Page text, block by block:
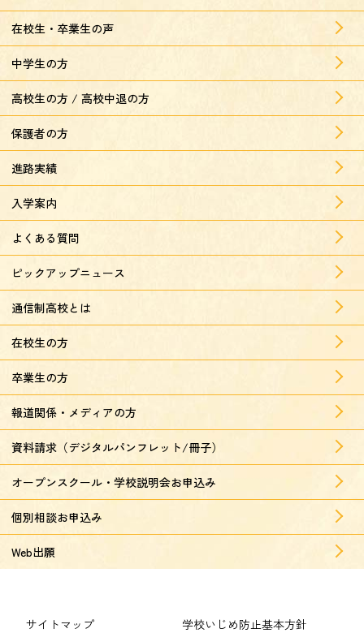
在校生・卒業生の声
中学生の方
高校生の方 / 高校中退の方
保護者の方
進路実績
入学案内
よくある質問
ピックアップニュース
通信制高校とは
在校生の方
卒業生の方
報道関係・メディアの方
資料請求（デジタルパンフレット/冊子）
オープンスクール・学校説明会お申込み
個別相談お申込み
Web出願
サイトマップ 学校いじめ防止基本方針